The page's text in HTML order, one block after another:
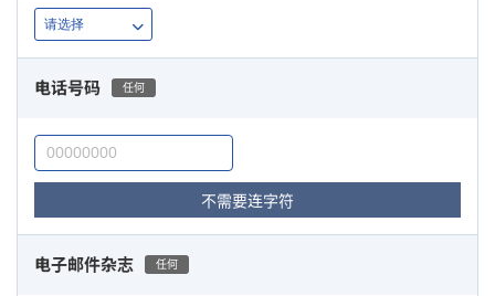
电话号码 任何
不需要连字符
电子邮件杂志 任何